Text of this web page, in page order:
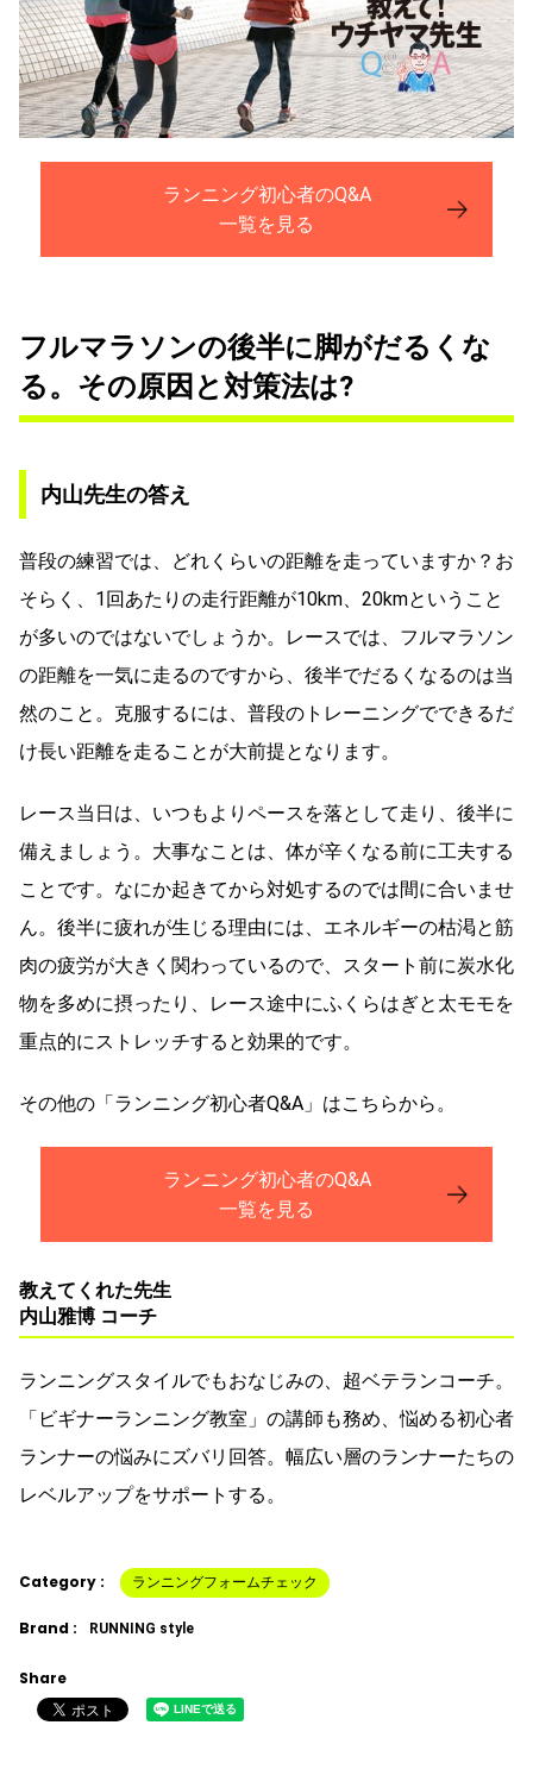
ランニング初心者のQ&A
一覧を見る
フルマラソンの後半に脚がだるくな
る。その原因と対策法は?
内山先生の答え
普段の練習では、どれくらいの距離を走っていますか？お
そらく、1回あたりの走行距離が10km、20kmということ
が多いのではないでしょうか。レースでは、フルマラソン
の距離を一気に走るのですから、後半でだるくなるのは当
然のこと。克服するには、普段のトレーニングでできるだ
け長い距離を走ることが大前提となります。
レース当日は、いつもよりペースを落として走り、後半に
備えましょう。大事なことは、体が辛くなる前に工夫する
ことです。なにか起きてから対処するのでは間に合いませ
ん。後半に疲れが生じる理由には、エネルギーの枯渇と筋
肉の疲労が大きく関わっているので、スタート前に炭水化
物を多めに摂ったり、レース途中にふくらはぎと太モモを
重点的にストレッチすると効果的です。
その他の「ランニング初心者Q&A」はこちらから。
ランニング初心者のQ&A
一覧を見る
教えてくれた先生
内山雅博 コーチ
ランニングスタイルでもおなじみの、超ベテランコーチ。
「ビギナーランニング教室」の講師も務め、悩める初心者
ランナーの悩みにズバリ回答。幅広い層のランナーたちの
レベルアップをサポートする。
Category : ランニングフォームチェック
Brand : RUNNING style
Share